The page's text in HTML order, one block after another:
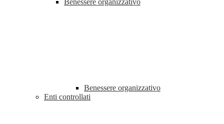
Benessere organizzativo
Benessere organizzativo
Enti controllati